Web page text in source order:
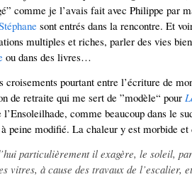
comme je l’avais fait avec Philippe par
sont entrés dans la rencontre. Et
multiples et riches, parler des vies
ou dans des livres…
croisements pourtant entre l’écriture de
de retraite qui me sert de ”modèle“ pour
l’Ensoleilhade, comme beaucoup dans le
peine modifié. La chaleur y est morbide et
particulièrement il exagère, le soleil,
vitres, à cause des travaux de l’escalier,